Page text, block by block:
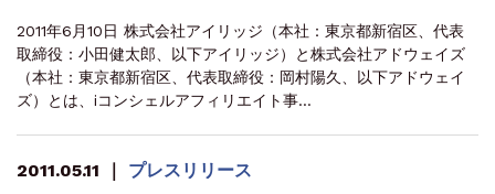
2011年6月10日 株式会社アイリッジ（本社：東京都新宿区、代表
取締役：小田健太郎、以下アイリッジ）と株式会社アドウェイズ
（本社：東京都新宿区、代表取締役：岡村陽久、以下アドウェイ
ズ）とは、iコンシェルアフィリエイト事…
2011.05.11 ｜ プレスリリース